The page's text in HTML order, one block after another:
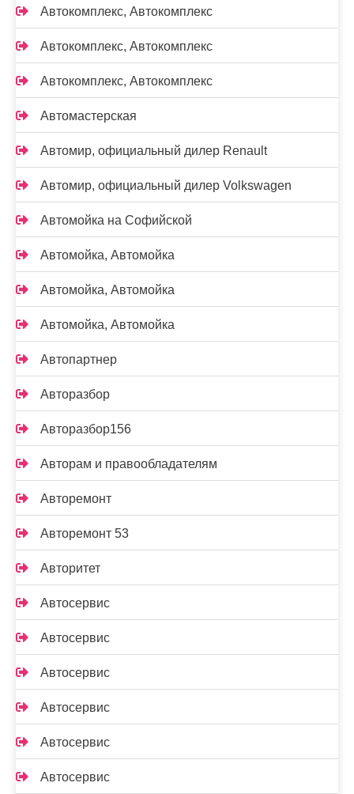
Автокомплекс, Автокомплекс
Автокомплекс, Автокомплекс
Автокомплекс, Автокомплекс
Автомастерская
Автомир, официальный дилер Renault
Автомир, официальный дилер Volkswagen
Автомойка на Софийской
Автомойка, Автомойка
Автомойка, Автомойка
Автомойка, Автомойка
Автопартнер
Авторазбор
Авторазбор156
Авторам и правообладателям
Авторемонт
Авторемонт 53
Авторитет
Автосервис
Автосервис
Автосервис
Автосервис
Автосервис
Автосервис